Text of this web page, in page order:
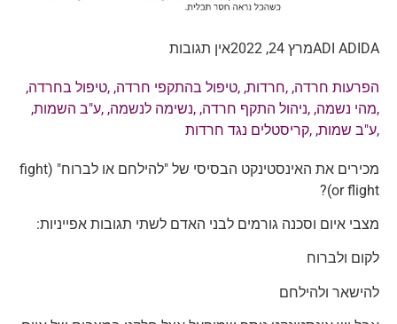
ADI ADIDAמרץ 24, 2022 אין תגובות
הפרעות חרדה, ,חרדות, ,טיפול בהתקפי חרדה, ,טיפול בחרדה,
,מהי נשמה, ,ניהול התקף חרדה, ,נשימה לנשמה, ,ע"ב השמות,
,ע"ב שמות, ,קריסטלים נגד חרדות
מכירים את האינסטינקט הבסיסי של "להילחם או לברוח" (fight
or flight)?
מצבי איום וסכנה גורמים לבני האדם לשתי תגובות אפייניות:
לקום ולברוח
להישאר ולהילחם